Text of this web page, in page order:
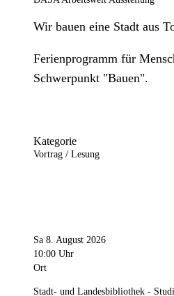
Wir bauen eine Stadt aus
Ferienprogramm für
Schwerpunkt "Bauen".
Kategorie
Vortrag / Lesung
Sa 8. August 2026
10:00 Uhr
Ort
Stadt- und Landesbibliothek -